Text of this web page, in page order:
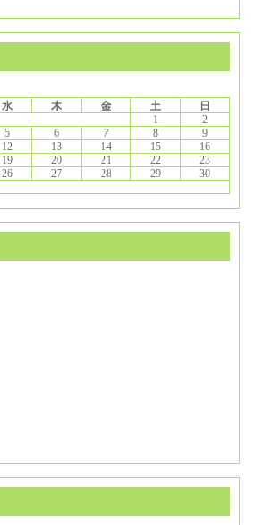
水 木 金 土
日
1
2
5 6 7 8
9
12 13 14 15
16
19 20 21 22
23
26 27 28 29
30